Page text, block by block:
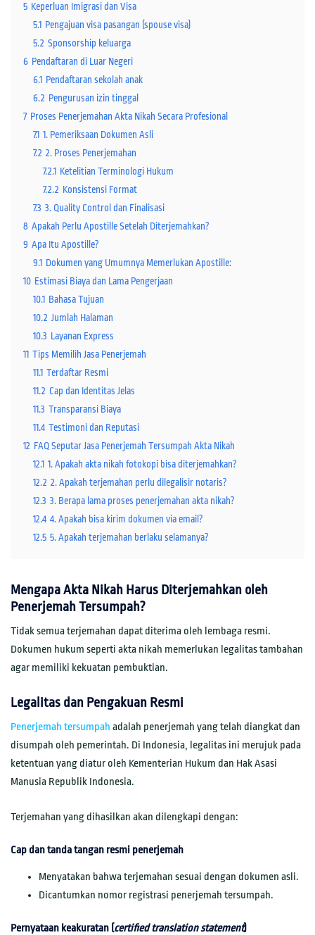
5 Keperluan Imigrasi dan Visa
5.1 Pengajuan visa pasangan (spouse visa)
5.2 Sponsorship keluarga
6 Pendaftaran di Luar Negeri
6.1 Pendaftaran sekolah anak
6.2 Pengurusan izin tinggal
7 Proses Penerjemahan Akta Nikah Secara Profesional
7.1 1. Pemeriksaan Dokumen Asli
7.2 2. Proses Penerjemahan
7.2.1 Ketelitian Terminologi Hukum
7.2.2 Konsistensi Format
7.3 3. Quality Control dan Finalisasi
8 Apakah Perlu Apostille Setelah Diterjemahkan?
9 Apa Itu Apostille?
9.1 Dokumen yang Umumnya Memerlukan Apostille:
10 Estimasi Biaya dan Lama Pengerjaan
10.1 Bahasa Tujuan
10.2 Jumlah Halaman
10.3 Layanan Express
11 Tips Memilih Jasa Penerjemah
11.1 Terdaftar Resmi
11.2 Cap dan Identitas Jelas
11.3 Transparansi Biaya
11.4 Testimoni dan Reputasi
12 FAQ Seputar Jasa Penerjemah Tersumpah Akta Nikah
12.1 1. Apakah akta nikah fotokopi bisa diterjemahkan?
12.2 2. Apakah terjemahan perlu dilegalisir notaris?
12.3 3. Berapa lama proses penerjemahan akta nikah?
12.4 4. Apakah bisa kirim dokumen via email?
12.5 5. Apakah terjemahan berlaku selamanya?
Mengapa Akta Nikah Harus Diterjemahkan oleh
Penerjemah Tersumpah?
Tidak semua terjemahan dapat diterima oleh lembaga resmi.
Dokumen hukum seperti akta nikah memerlukan legalitas tambahan
agar memiliki kekuatan pembuktian.
Legalitas dan Pengakuan Resmi
Penerjemah tersumpah adalah penerjemah yang telah diangkat dan
disumpah oleh pemerintah. Di Indonesia, legalitas ini merujuk pada
ketentuan yang diatur oleh Kementerian Hukum dan Hak Asasi
Manusia Republik Indonesia.
Terjemahan yang dihasilkan akan dilengkapi dengan:
Cap dan tanda tangan resmi penerjemah
Menyatakan bahwa terjemahan sesuai dengan dokumen asli.
Dicantumkan nomor registrasi penerjemah tersumpah.
Pernyataan keakuratan (certified translation statement)